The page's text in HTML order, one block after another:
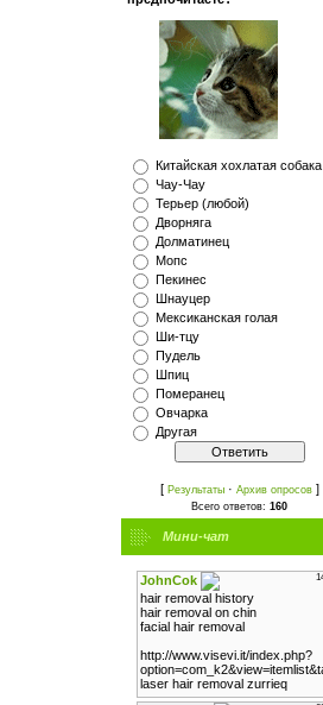
Китайская хохлатая собака
Чау-Чау
Терьер (любой)
Дворняга
Долматинец
Мопс
Пекинес
Шнауцер
Мексиканская голая
Ши-тцу
Пудель
Шпиц
Померанец
Овчарка
Другая
[ Результаты· Архив опросов]
Всего ответов: 160
Мини-чат